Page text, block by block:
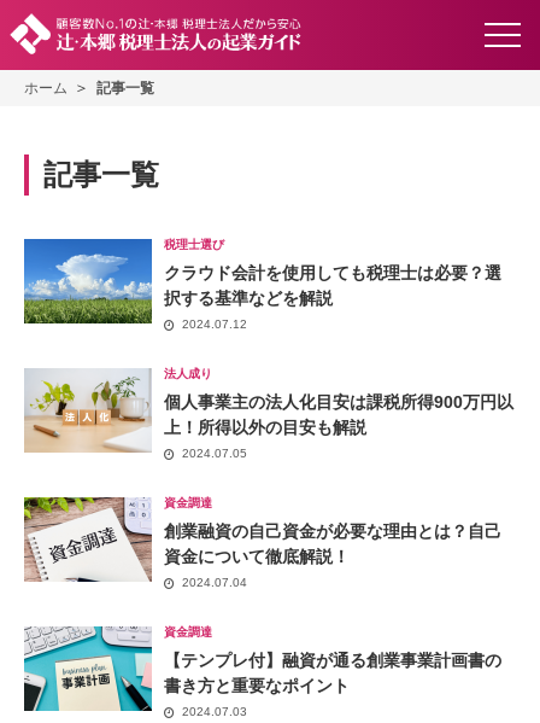
ホーム 記事一覧
記事一覧
税理士選び
クラウド会計を使用しても税理士は必要？選
択する基準などを解説
2024.07.12
法人成り
個人事業主の法人化目安は課税所得900万円以
上！所得以外の目安も解説
2024.07.05
資金調達
創業融資の自己資金が必要な理由とは？自己
資金について徹底解説！
2024.07.04
資金調達
【テンプレ付】融資が通る創業事業計画書の
書き方と重要なポイント
2024.07.03